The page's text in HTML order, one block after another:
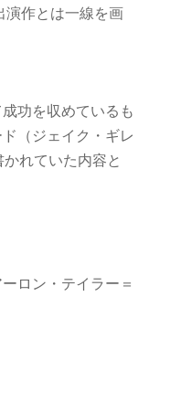
演作とは一線を画
功を収めているも
（ジェイク・ギレ
れていた内容と
ロン・テイラー＝